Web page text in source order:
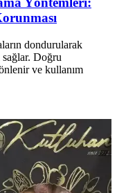
dondurularak
sağlar. Doğru
ve kullanım